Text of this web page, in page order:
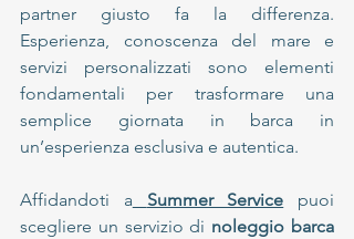
partner giusto fa la differenza.
Esperienza, conoscenza del mare e
servizi personalizzati sono elementi
fondamentali per trasformare una
semplice giornata in barca in
un’esperienza esclusiva e autentica.
Affidandoti a Summer Service puoi
scegliere un servizio di noleggio barca